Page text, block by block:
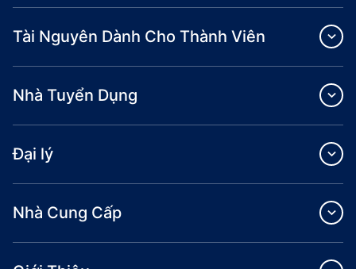
Tài Nguyên Dành Cho Thành Viên
Nhà Tuyển Dụng
Đại lý
Nhà Cung Cấp